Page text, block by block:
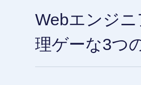
Webエンジ
理ゲーな3つ